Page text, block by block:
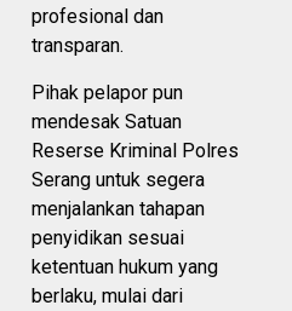
profesional dan
transparan.
Pihak pelapor pun
mendesak Satuan
Reserse Kriminal Polres
Serang untuk segera
menjalankan tahapan
penyidikan sesuai
ketentuan hukum yang
berlaku, mulai dari